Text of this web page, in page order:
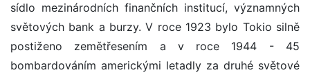
sídlo mezinárodních finančních institucí, významných
světových bank a burzy. V roce 1923 bylo Tokio silně
postiženo zemětřesením a v roce 1944 - 45
bombardováním americkými letadly za druhé světové